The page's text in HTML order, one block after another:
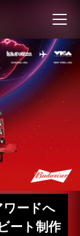
ードへ
ート制作